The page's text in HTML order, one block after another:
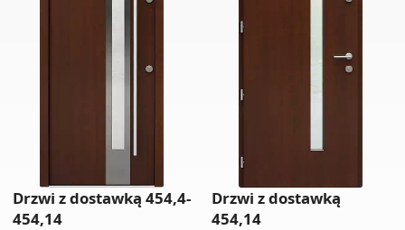
Drzwi z dostawką 454,4-
454,14
Drzwi z dostawką
454,14